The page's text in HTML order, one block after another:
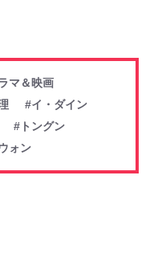
マ＆映画
#イ・ダイン
#トングン
ォン